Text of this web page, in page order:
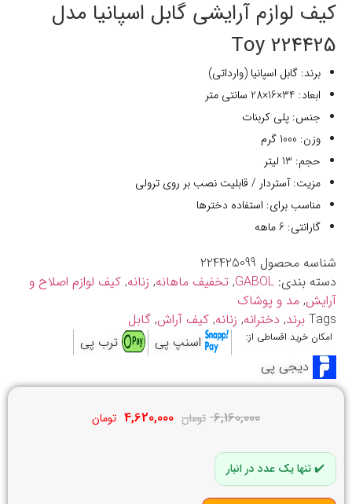
کیف لوازم آرایشی گابل اسپانیا مدل
224425 Toy
برند: گابل اسپانیا (وارداتی)
ابعاد: 34×16×28 سانتی متر
جنس: پلی کربنات
وزن: 1000 گرم
حجم: 13 لیتر
مزیت: آستردار / قابلیت نصب بر روی ترولی
مناسب برای: استفاده دخترها
گارانتی: 6 ماهه
شناسه محصول 224425099
دسته بندی: GABOL
, تخفیف ماهانه, زنانه, کیف لوازم اصلاح و
آرایش, مد و پوشاک
Tags برند, دخترانه, زنانه, کیف آراش, گابل
امکان خرید اقساطی از: اسنپ پی
ترب پی
دیجی پی
6,160,000 تومان 4,620,000 تومان
تنها یک عدد در انبار